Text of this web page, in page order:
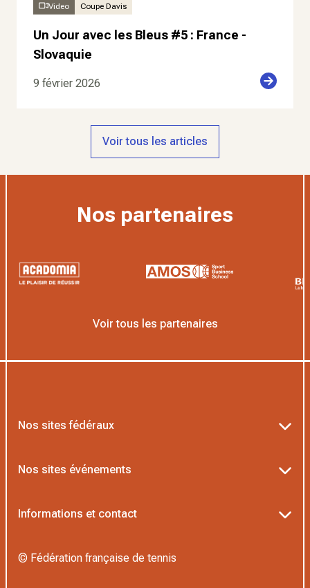
Video Coupe Davis
Un Jour avec les Bleus #5 : France -
Slovaquie
9 février 2026
Voir tous les articles
Nos partenaires
Voir tous les partenaires
Nos sites fédéraux
L’Institut Formation Tennis
Nos sites événements
Informations et contact
© Fédération française de tennis